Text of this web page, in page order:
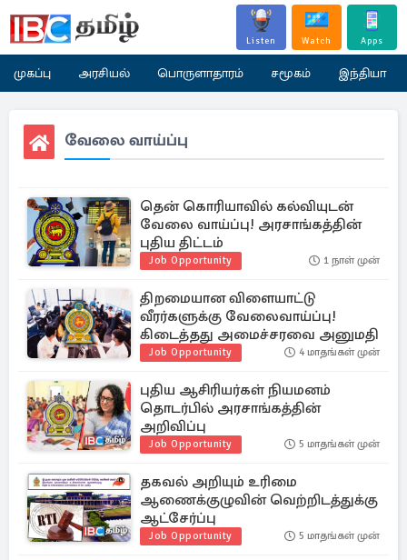
Listen Watch Apps
முகப்பு அரசியல் பொருளாதாரம் சமூகம் இந்தியா
வேலை வாய்ப்பு
தென் கொரியாவில் கல்வியுடன்
வேலை வாய்ப்பு! அரசாங்கத்தின்
புதிய திட்டம்
Job Opportunity 1 நாள் முன்
திறமையான விளையாட்டு
வீரர்களுக்கு வேலைவாய்ப்பு!
கிடைத்தது அமைச்சரவை அனுமதி
Job Opportunity 4 மாதங்கள் முன்
புதிய ஆசிரியர்கள் நியமனம்
தொடர்பில் அரசாங்கத்தின்
அறிவிப்பு
Job Opportunity 5 மாதங்கள் முன்
தகவல் அறியும் உரிமை
ஆணைக்குழுவின் வெற்றிடத்துக்கு
ஆட்சேர்ப்பு
Job Opportunity 5 மாதங்கள் முன்